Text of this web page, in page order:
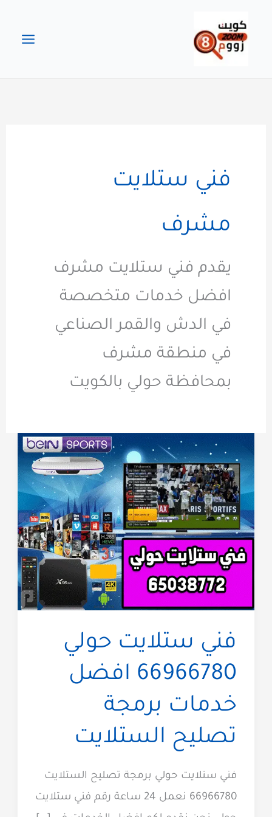
المحتوى
فني ستلايت
مشرف
يقدم فني ستلايت مشرف
افضل خدمات متخصصة
في الدش والقمر الصناعي
في منطقة مشرف
بمحافظة حولي بالكويت
فني ستلايت حولي
66966780 افضل
خدمات برمجة
تصليح الستلايت
فني ستلايت حولي برمجة تصليح الستلايت
66966780 نعمل 24 ساعة رقم فني ستلايت